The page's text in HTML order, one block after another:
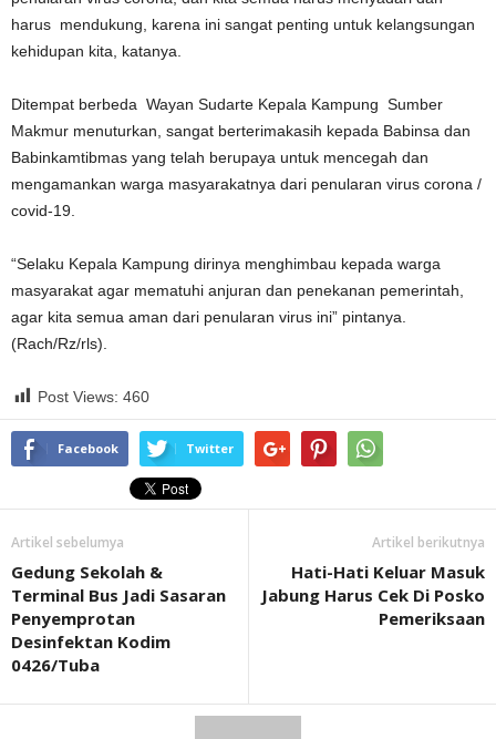
harus mendukung, karena ini sangat penting untuk kelangsungan
kehidupan kita, katanya.
Ditempat berbeda Wayan Sudarte Kepala Kampung Sumber
Makmur menuturkan, sangat berterimakasih kepada Babinsa dan
Babinkamtibmas yang telah berupaya untuk mencegah dan
mengamankan warga masyarakatnya dari penularan virus corona /
covid-19.
“Selaku Kepala Kampung dirinya menghimbau kepada warga
masyarakat agar mematuhi anjuran dan penekanan pemerintah,
agar kita semua aman dari penularan virus ini” pintanya.
(Rach/Rz/rls).
Post Views: 460
Facebook Twitter
Artikel sebelumya
Gedung Sekolah &
Terminal Bus Jadi Sasaran
Penyemprotan
Desinfektan Kodim
0426/Tuba
Artikel berikutnya
Hati-Hati Keluar Masuk
Jabung Harus Cek Di Posko
Pemeriksaan